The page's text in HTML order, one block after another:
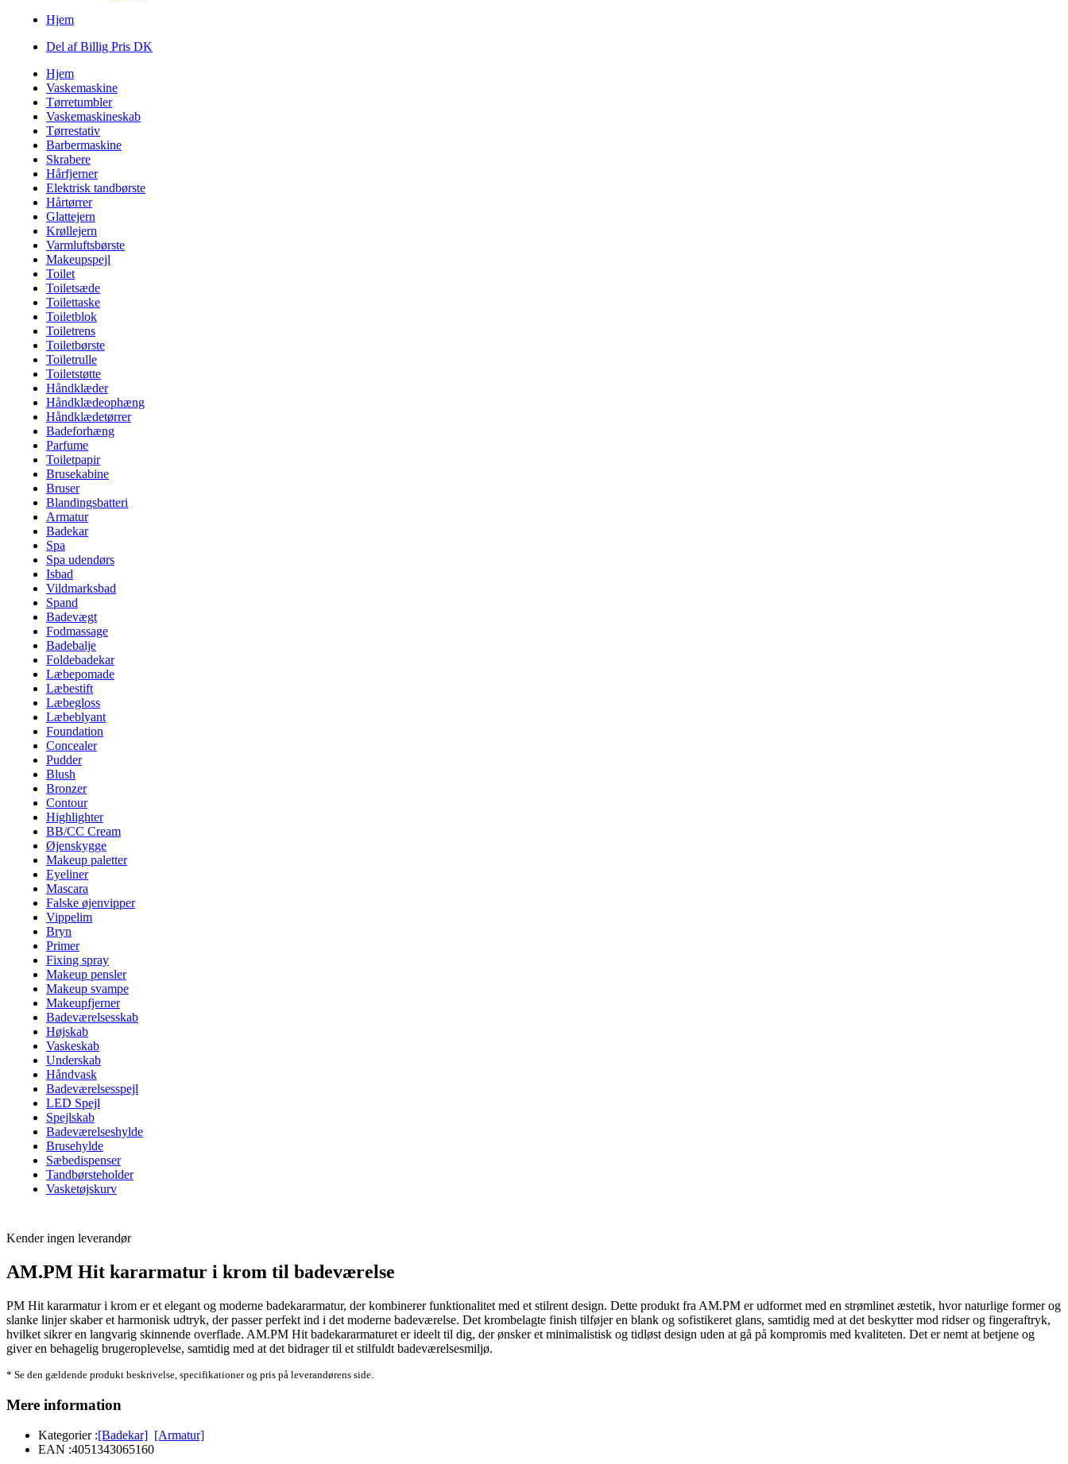
Hjem
Del af Billig Pris DK
Hjem
Vaskemaskine
Tørretumbler
Vaskemaskineskab
Tørrestativ
Barbermaskine
Skrabere
Hårfjerner
Elektrisk tandbørste
Hårtørrer
Glattejern
Krøllejern
Varmluftsbørste
Makeupspejl
Toilet
Toiletsæde
Toilettaske
Toiletblok
Toiletrens
Toiletbørste
Toiletrulle
Toiletstøtte
Håndklæder
Håndklædeophæng
Håndklædetørrer
Badeforhæng
Parfume
Toiletpapir
Brusekabine
Bruser
Blandingsbatteri
Armatur
Badekar
Spa
Spa udendørs
Isbad
Vildmarksbad
Spand
Badevægt
Fodmassage
Badebalje
Foldebadekar
Læbepomade
Læbestift
Læbegloss
Læbeblyant
Foundation
Concealer
Pudder
Blush
Bronzer
Contour
Highlighter
BB/CC Cream
Øjenskygge
Makeup paletter
Eyeliner
Mascara
Falske øjenvipper
Vippelim
Bryn
Primer
Fixing spray
Makeup pensler
Makeup svampe
Makeupfjerner
Badeværelsesskab
Højskab
Vaskeskab
Underskab
Håndvask
Badeværelsesspejl
LED Spejl
Spejlskab
Badeværelseshylde
Brusehylde
Sæbedispenser
Tandbørsteholder
Vasketøjskurv
Kender ingen leverandør
AM.PM Hit kararmatur i krom til badeværelse
PM Hit kararmatur i krom er et elegant og moderne badekararmatur, der kombinerer funktionalitet med et stilrent design. Dette produkt fra AM.PM er udformet med en strømlinet æstetik, hvor naturlige former og
slanke linjer skaber et harmonisk udtryk, der passer perfekt ind i det moderne badeværelse. Det krombelagte finish tilføjer en blank og sofistikeret glans, samtidig med at det beskytter mod ridser og fingeraftryk,
hvilket sikrer en langvarig skinnende overflade. AM.PM Hit badekararmaturet er ideelt til dig, der ønsker et minimalistisk og tidløst design uden at gå på kompromis med kvaliteten. Det er nemt at betjene og
giver en behagelig brugeroplevelse, samtidig med at det bidrager til et stilfuldt badeværelsesmiljø.
* Se den gældende produkt beskrivelse, specifikationer og pris på leverandørens side.
Mere information
Kategorier :[Badekar] [Armatur]
EAN :4051343065160